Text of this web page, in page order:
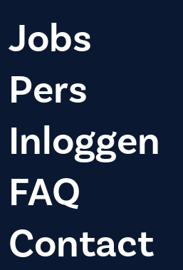
Jobs
Pers
Inloggen
FAQ
Contact